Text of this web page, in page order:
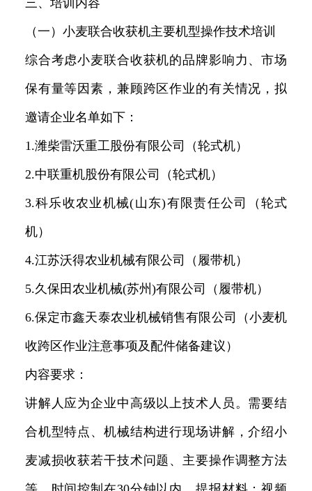
三、培训内容
（一）小麦联合收获机主要机型操作技术培训
综合考虑小麦联合收获机的品牌影响力、市场
保有量等因素，兼顾跨区作业的有关情况，拟
邀请企业名单如下：
1.潍柴雷沃重工股份有限公司（轮式机）
2.中联重机股份有限公司（轮式机）
3.科乐收农业机械(山东)有限责任公司（轮式
机）
4.江苏沃得农业机械有限公司（履带机）
5.久保田农业机械(苏州)有限公司（履带机）
6.保定市鑫天泰农业机械销售有限公司（小麦机
收跨区作业注意事项及配件储备建议）
内容要求：
讲解人应为企业中高级以上技术人员。需要结
合机型特点、机械结构进行现场讲解，介绍小
麦减损收获若干技术问题、主要操作调整方法